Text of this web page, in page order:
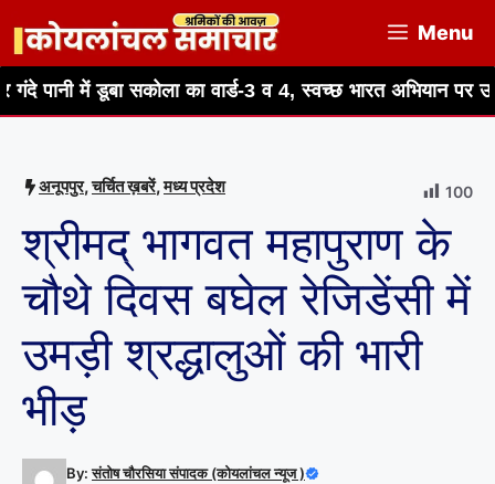
content
Menu
का वार्ड-3 व 4, स्वच्छ भारत अभियान पर उठे सवाल
अनूपपुर,चर्चित ख़बरें,मध्य प्रदेश 100
श्रीमद् भागवत महापुराण के
चौथे दिवस बघेल रेजिडेंसी में
उमड़ी श्रद्धालुओं की भारी
भीड़
By:संतोष चौरसिया संपादक (कोयलांचल न्यूज )